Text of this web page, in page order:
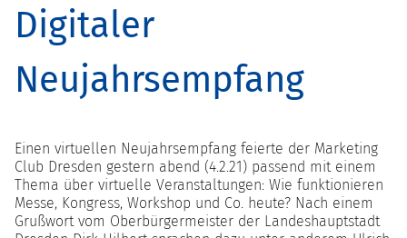
Digitaler
Neujahrsempfang
Einen virtuellen Neujahrsempfang feierte der Marketing
Club Dresden gestern abend (4.2.21) passend mit einem
Thema über virtuelle Veranstaltungen: Wie funktionieren
Messe, Kongress, Workshop und Co. heute? Nach einem
Grußwort vom Oberbürgermeister der Landeshauptstadt